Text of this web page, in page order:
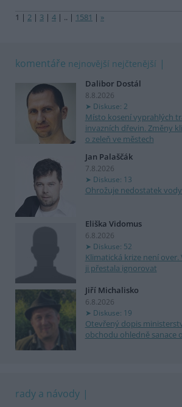
1 | 2 | 3 | 4 | .. | 1581 | »
komentáře nejnovější nejčtenější
Dalibor Dostál
8.8.2026
Diskuse: 2
Místo kosení vyprahlých
invazních dřevin. Změny
o zeleň ve městech
Jan Palaščák
7.8.2026
Diskuse: 13
Ohrožuje nedostatek
Eliška Vidomus
6.8.2026
Diskuse: 52
Klimatická krize není
ji přestala ignorovat
Jiří Michalisko
6.8.2026
Diskuse: 19
Otevřený dopis
obchodu ohledně sanace
rady a návody